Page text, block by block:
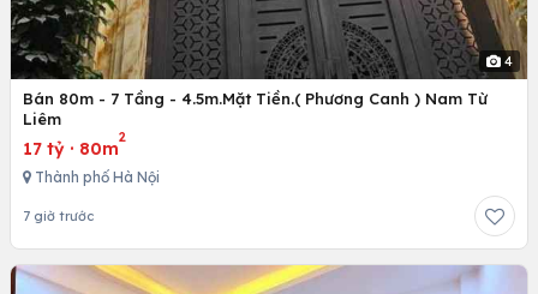
4
Bán 80m - 7 Tầng - 4.5m.Mặt Tiền.( Phương Canh ) Nam Từ
Liêm
17 tỷ · 80m
2
Thành phố Hà Nội
7 giờ trước